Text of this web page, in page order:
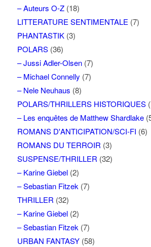
– Auteurs O-Z(18)
LITTERATURE SENTIMENTALE (7)
PHANTASTIK(3)
POLARS(36)
– Jussi Adler-Olsen(7)
– Michael Connelly (7)
– Nele Neuhaus (8)
POLARS/THRILLERS HISTORIQUES
– Les enquêtes de Matthew Shardlake
ROMANS D'ANTICIPATION/SCI-FI (6)
ROMANS DU TERROIR (3)
SUSPENSE/THRILLER (32)
– Karine Giebel(2)
– Sebastian Fitzek (7)
THRILLER (32)
– Karine Giebel(2)
– Sebastian Fitzek (7)
URBAN FANTASY(58)